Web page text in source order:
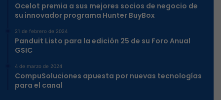
Ocelot premia a sus mejores socios de negocio de
su innovador programa Hunter BuyBox
21 de febrero de 2024
Panduit Listo para la edición 25 de su Foro Anual
GSIC
4 de marzo de 2024
CompuSoluciones apuesta por nuevas tecnologías
para el canal